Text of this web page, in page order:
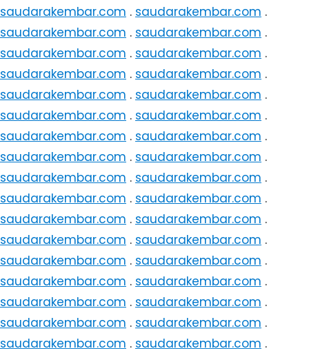
saudarakembar.com . saudarakembar.com .
saudarakembar.com . saudarakembar.com .
saudarakembar.com . saudarakembar.com .
saudarakembar.com . saudarakembar.com .
saudarakembar.com . saudarakembar.com .
saudarakembar.com . saudarakembar.com .
saudarakembar.com . saudarakembar.com .
saudarakembar.com . saudarakembar.com .
saudarakembar.com . saudarakembar.com .
saudarakembar.com . saudarakembar.com .
saudarakembar.com . saudarakembar.com .
saudarakembar.com . saudarakembar.com .
saudarakembar.com . saudarakembar.com .
saudarakembar.com . saudarakembar.com .
saudarakembar.com . saudarakembar.com .
saudarakembar.com . saudarakembar.com .
saudarakembar.com . saudarakembar.com .